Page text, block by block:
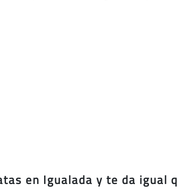
en Igualada y te da igual